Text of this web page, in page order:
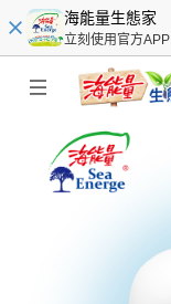
海能量生態家
立刻使用官方APP